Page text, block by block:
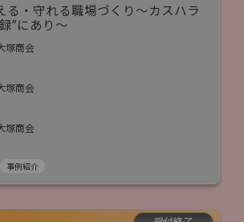
る・守れる職場づくり～カスハラ
”にあり～
塚商会
塚商会
塚商会
事例紹介